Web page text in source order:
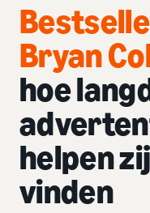
Bryan
hoe
helpen
vinden